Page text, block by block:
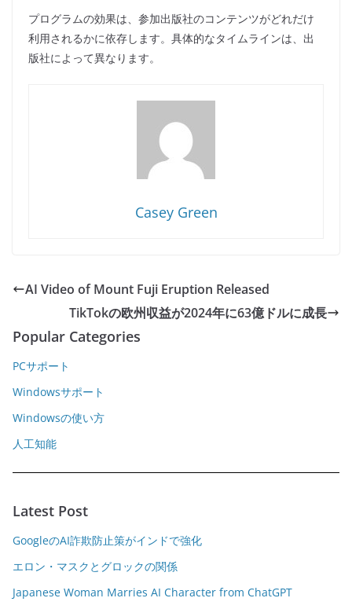
プログラムの効果は、参加出版社のコンテンツがどれだけ
利用されるかに依存します。具体的なタイムラインは、出
版社によって異なります。
Casey Green
AI Video of Mount Fuji Eruption Released
TikTokの欧州収益が2024年に63億ドルに成長
Popular Categories
PCサポート
Windowsサポート
Windowsの使い方
人工知能
Latest Post
GoogleのAI詐欺防止策がインドで強化
エロン・マスクとグロックの関係
Japanese Woman Marries AI Character from ChatGPT